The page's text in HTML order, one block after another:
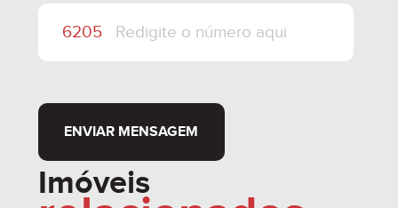
-------------
CONSTRUTORA:
5.1 - 50 % DE ENTRADA E SALDO EM 60 MESES,
ENVIAR MENSAGEM
Imóveis